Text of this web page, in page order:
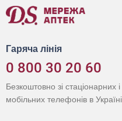
Гаряча лінія
0 800 30 20 60
Безкоштовно зі стаціонарних і
мобільних телефонів в Україні